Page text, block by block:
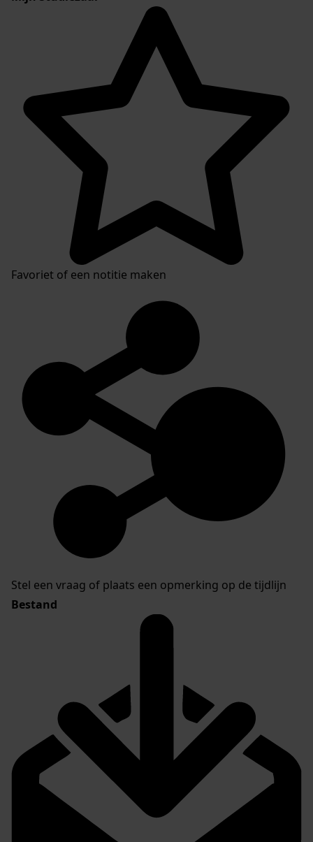
Favoriet of een notitie maken
Stel een vraag of plaats een opmerking op de tijdlijn
Bestand